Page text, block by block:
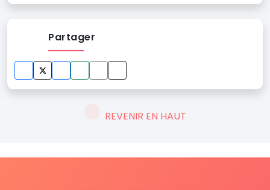
Partager
REVENIR EN HAUT